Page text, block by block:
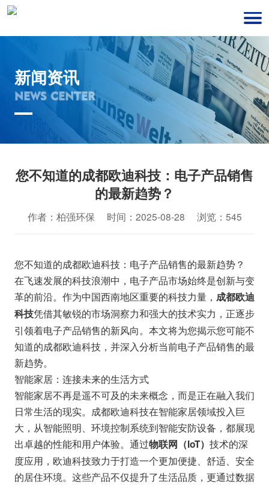
新闻资讯
NEWS CENTER
您不知道的成都欧迪科技：电子产品销售
的最新趋势？
作者：柏强环保 时间：2025-08-28 浏览：545
您不知道的成都欧迪科技：电子产品销售的最新趋势？
在飞速发展的科技浪潮中，电子产品市场始终是创新与变
革的前沿。作为中国西南地区重要的科技力量， 成都欧迪
科技凭借其敏锐的市场洞察力和强大的技术实力，正逐步
引领着电子产品销售的新风向。本文将为您揭示您可能不
知道的成都欧迪科技，并深入分析当前电子产品销售的最
新趋势。
智能家居：连接未来的生活方式
智能家居不再是遥不可及的未来概念，而是正在融入我们
日常生活的现实。成都欧迪科技在智能家居领域投入巨
大，从智能照明、环境控制系统到智能安防设备，都展现
出卓越的性能和用户体验。通过物联网（IoT） 技术的深
度应用，欧迪科技致力于打造一个更加便捷、舒适、安全
的居住环境。这些产品不仅提升了生活品质，更通过数据